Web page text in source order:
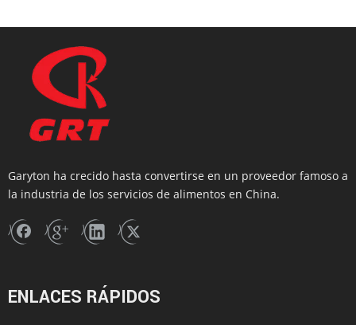
Garyton ha crecido hasta convertirse en un proveedor famoso a
la industria de los servicios de alimentos en China.
ENLACES RÁPIDOS